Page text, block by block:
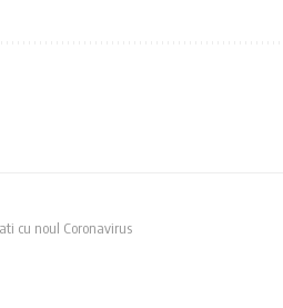
cu noul Coronavirus